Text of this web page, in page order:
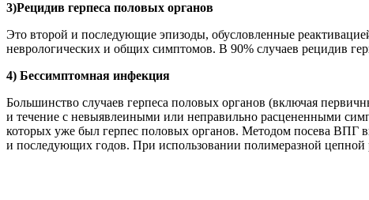
3)Рецидив герпеса половых органов
Это второй и последующие эпизоды, обусловленные
неврологических и общих симптомов. В 90% случаев рецидив
4) Бессимптомная инфекция
Большинство случаев герпеса половых органов (включая
и течение с невыявлеиными или неправильно расцененными
которых уже был герпес половых органов. Методом посева ВПГ
и последующих годов. При использовании полимеразной цепной